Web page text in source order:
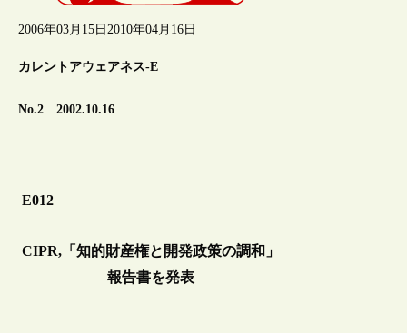
2006年03月15日 2010年04月16日
カレントアウェアネス-E
No.2 2002.10.16
E012
CIPR,「知的財産権と開発政策の調和」
報告書を発表